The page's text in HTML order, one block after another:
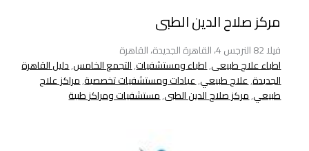
مركز صلاح الدين الطبى
فيلا 82 النرجس 4، القاهرة الجديدة، القاهرة
اطباء علاج طبيعى,اطباء ومستشفيات,التجمع الخامس,دليل القاهرة
الجديدة,علاج طبيعي,عيادات ومستشفيات تخصصية,مراكز علاج
طبيعي,مركز صلاح الدين الطبى,مستشفيات ومراكز طبية